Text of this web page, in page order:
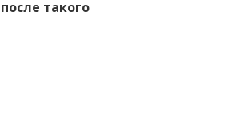
такого